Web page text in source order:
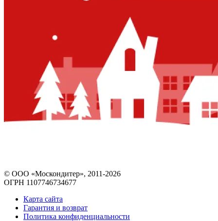
© ООО «Москондитер», 2011-2026
ОГРН 1107746734677
Карта сайта
Гарантия и возврат
Политика конфиденциальности